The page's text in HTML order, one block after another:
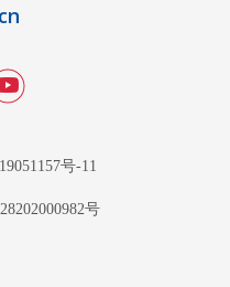
股份有限公司
号-11
号